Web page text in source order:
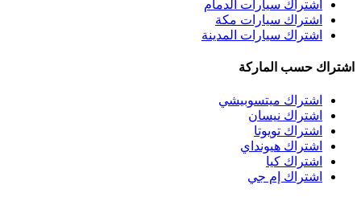
اشتراك سيارات الدمام
اشتراك سيارات مكة
اشتراك سيارات المدينة
اشتراك حسب الماركة
اشتراك ميتسوبيشي
اشتراك نيسان
اشتراك تويوتا
اشتراك هيونداي
اشتراك كيا
اشتراك إم جي